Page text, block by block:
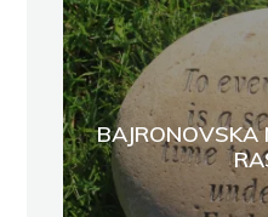
BAJRONOVSKA